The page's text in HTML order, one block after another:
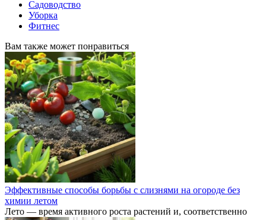
Садоводство
Уборка
Фитнес
Вам также может понравиться
Эффективные способы борьбы с слизнями на огороде без
химии летом
Лето — время активного роста растений и, соответственно